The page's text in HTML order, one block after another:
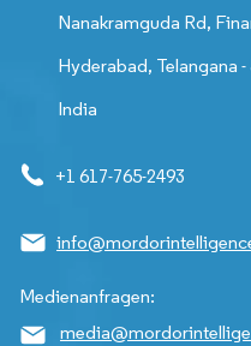
Nanakramguda Rd,
Hyderabad, Telangana -
India
+1 617-765-2493
Medienanfragen: